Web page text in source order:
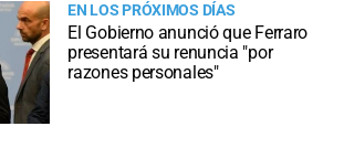
EN LOS PRÓXIMOS DÍAS
El Gobierno anunció que Ferraro
presentará su renuncia "por
razones personales"